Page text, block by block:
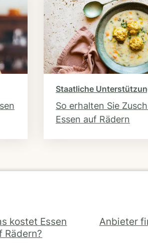
Staatliche
So erhalten Sie
Essen auf Rädern
kostet Essen
Rädern?
Anbieter